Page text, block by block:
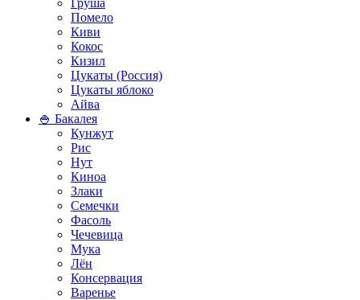
Помело
Киви
Кокос
Кизил
Цукаты (Россия)
Цукаты яблоко
Айва
🍚 Бакалея
Кунжут
Рис
Нут
Киноа
Злаки
Семечки
Фасоль
Чечевица
Мука
Лён
Консервация
Варенье